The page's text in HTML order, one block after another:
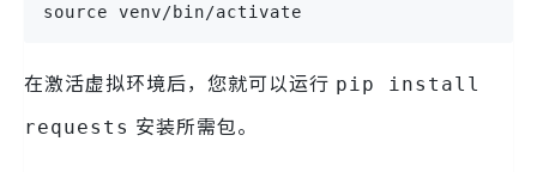
source venv/bin/activate
在激活虚拟环境后，您就可以运行 pip install
requests 安装所需包。